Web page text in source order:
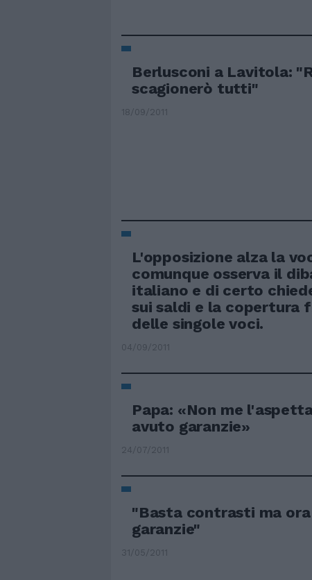
Berlusconi a Lavitola:
scagionerò tutti"
18/09/2011
L'opposizione alza la
comunque osserva il
italiano e di certo
sui saldi e la copertura
delle singole voci.
04/09/2011
Papa: «Non me
avuto garanzie»
24/07/2011
"Basta contrasti ma
garanzie"
31/05/2011